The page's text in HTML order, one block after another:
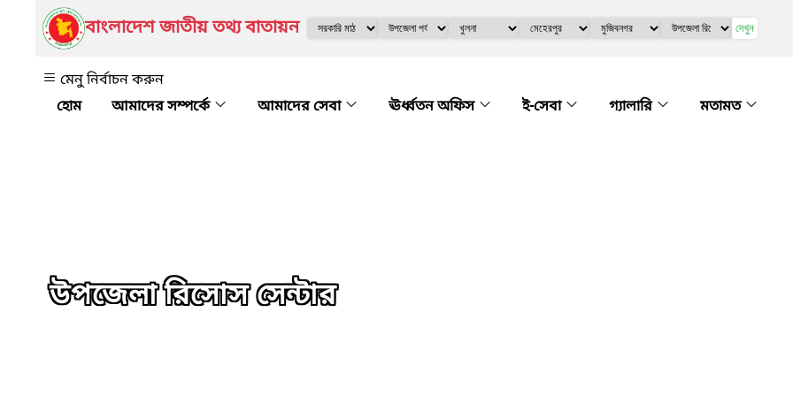
বাংলাদেশ জাতীয় তথ্য বাতায়ন দেখুন
মেনু নির্বাচন করুন
আমাদের সম্পর্কে
আমাদের সেবা ঊর্ধ্বতন অফিস ই-সেবা গ্যালারি মতামত
উপজেলা রিসোস সেন্টার